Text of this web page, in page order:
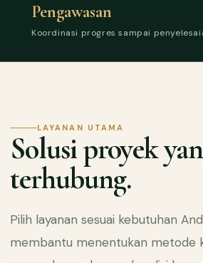
Pengawasan
Koordinasi progres sampai
LAYANAN UTAMA
Solusi proyek
terhubung.
Pilih layanan sesuai kebutuhan
membantu menentukan metode